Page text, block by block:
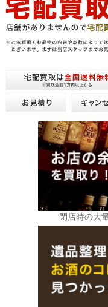
閉店時の大